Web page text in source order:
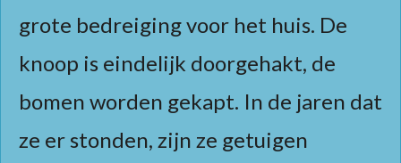
grote bedreiging voor het huis. De
knoop is eindelijk doorgehakt, de
bomen worden gekapt. In de jaren dat
ze er stonden, zijn ze getuigen